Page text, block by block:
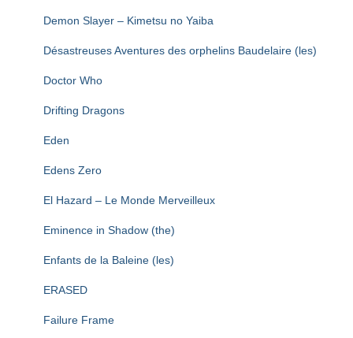
Demon Slayer – Kimetsu no Yaiba
Désastreuses Aventures des orphelins Baudelaire (les)
Doctor Who
Drifting Dragons
Eden
Edens Zero
El Hazard – Le Monde Merveilleux
Eminence in Shadow (the)
Enfants de la Baleine (les)
ERASED
Failure Frame